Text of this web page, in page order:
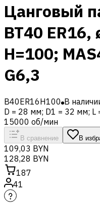
Цанговый
BT40
H=100;
G6,3
B40ER16H100 В
D = 28 мм; D1 = 32 мм; L
15000 об/мин
В сравнение В
109,03 BYN
128,28 BYN
187
41